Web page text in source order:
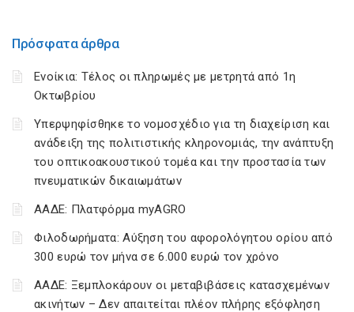
Πρόσφατα άρθρα
Ενοίκια: Τέλος οι πληρωμές με μετρητά από 1η
Οκτωβρίου
Υπερψηφίσθηκε το νομοσχέδιο για τη διαχείριση και
ανάδειξη της πολιτιστικής κληρονομιάς, την ανάπτυξη
του οπτικοακουστικού τομέα και την προστασία των
πνευματικών δικαιωμάτων
ΑΑΔΕ: Πλατφόρμα myAGRO
Φιλοδωρήματα: Αύξηση του αφορολόγητου ορίου από
300 ευρώ τον μήνα σε 6.000 ευρώ τον χρόνο
ΑΑΔΕ: Ξεμπλοκάρουν οι μεταβιβάσεις κατασχεμένων
ακινήτων – Δεν απαιτείται πλέον πλήρης εξόφληση